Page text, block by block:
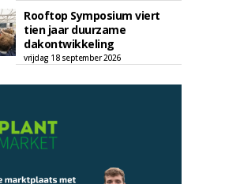
Rooftop Symposium viert
tien jaar duurzame
dakontwikkeling
vrijdag 18 september 2026